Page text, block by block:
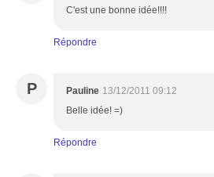
C'est une bonne idée!!!!
Répondre
P Pauline 13/12/2011 09:12
Belle idée! =)
Répondre